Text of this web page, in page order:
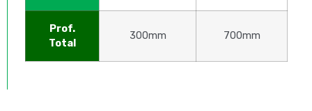
Prof.
Total
300mm 700mm